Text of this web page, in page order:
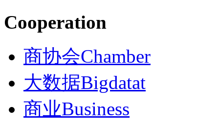
Cooperation
商协会Chamber
大数据Bigdatat
商业Business